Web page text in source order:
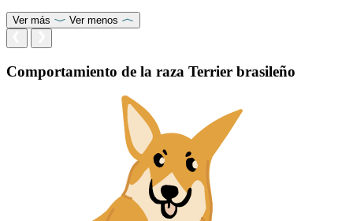
Ver más Ver menos
Comportamiento de la raza Terrier brasileño